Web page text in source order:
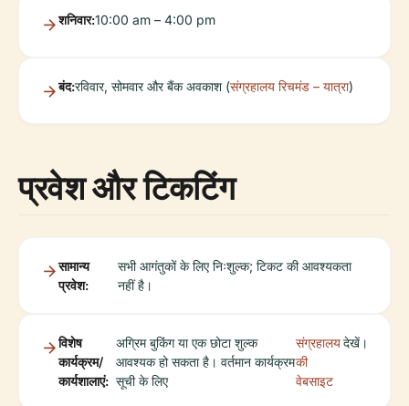
शनिवार:10:00 am – 4:00 pm
बंद:रविवार, सोमवार और बैंक अवकाश (संग्रहालय रिचमंड – यात्रा)
प्रवेश और टिकटिंग
सामान्य
प्रवेश:
सभी आगंतुकों के लिए निःशुल्क; टिकट की आवश्यकता
नहीं है।
विशेष
कार्यक्रम/
कार्यशालाएं:
अग्रिम बुकिंग या एक छोटा शुल्क
आवश्यक हो सकता है। वर्तमान कार्यक्रम
सूची के लिए
संग्रहालय
की
वेबसाइट
देखें।